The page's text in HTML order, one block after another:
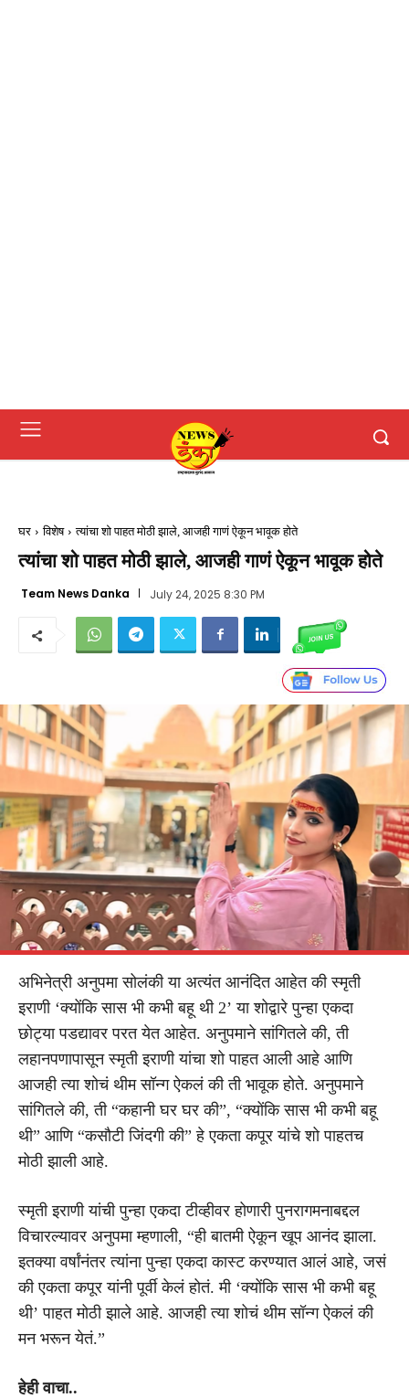
घर विशेष त्यांचा शो पाहत मोठी झाले, आजही गाणं ऐकून भावूक होते
त्यांचा शो पाहत मोठी झाले, आजही गाणं ऐकून भावूक होते
Team News Danka July 24, 2025 8:30 PM
अभिनेत्री अनुपमा सोलंकी या अत्यंत आनंदित आहेत की स्मृती
इराणी ‘क्योंकि सास भी कभी बहू थी 2’ या शोद्वारे पुन्हा एकदा
छोट्या पडद्यावर परत येत आहेत. अनुपमाने सांगितले की, ती
लहानपणापासून स्मृती इराणी यांचा शो पाहत आली आहे आणि
आजही त्या शोचं थीम सॉन्ग ऐकलं की ती भावूक होते. अनुपमाने
सांगितले की, ती “कहानी घर घर की”, “क्योंकि सास भी कभी बहू
थी” आणि “कसौटी जिंदगी की” हे एकता कपूर यांचे शो पाहतच
मोठी झाली आहे.
स्मृती इराणी यांची पुन्हा एकदा टीव्हीवर होणारी पुनरागमनाबद्दल
विचारल्यावर अनुपमा म्हणाली, “ही बातमी ऐकून खूप आनंद झाला.
इतक्या वर्षांनंतर त्यांना पुन्हा एकदा कास्ट करण्यात आलं आहे, जसं
की एकता कपूर यांनी पूर्वी केलं होतं. मी ‘क्योंकि सास भी कभी बहू
थी’ पाहत मोठी झाले आहे. आजही त्या शोचं थीम सॉन्ग ऐकलं की
मन भरून येतं.”
हेही वाचा..